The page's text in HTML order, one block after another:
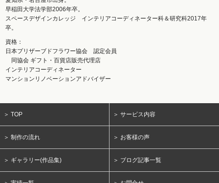
早稲田大学法学部2006年卒。
スペースデザインカレッジ インテリアコーディネーター科＆研究科2017年
卒。
資格：
日本プリザーブドフラワー協会 認定会員
同協会 ギフト・百貨店販売代理店
インテリアコーディネーター
マンションリノベーションアドバイザー
＞ TOP ＞ サービス内容
＞ 制作の流れ ＞ お客様の声
＞ ギャラリー(作品集) ＞ ブログ記事一覧